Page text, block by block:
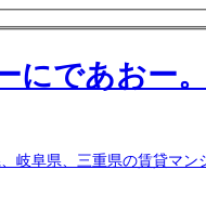
岐阜県、三重県の賃貸マ